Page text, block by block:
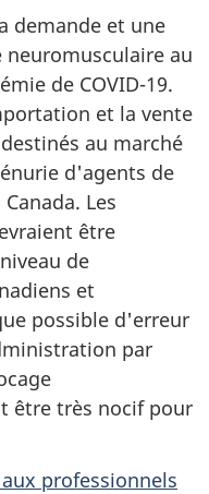
demande et une
au
de COVID-19.
et la vente
au marché
d'agents de
Les
être
de
et
possible d'erreur
par
être très nocif pour
professionnels